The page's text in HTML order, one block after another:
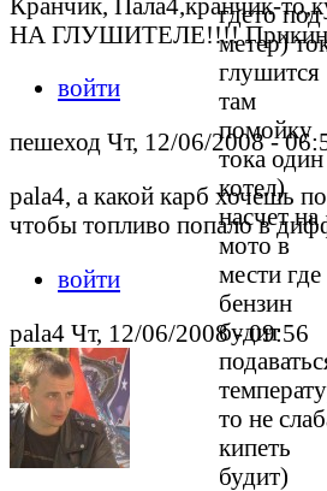
НА ГЛУШИТЕЛЕ!!!! Прикинь,
войти
пешеход Чт, 12/06/2008 -
pala4, а какой карб хочешь
чтобы топливо попало в
войти
pala4 Чт, 12/06/2008 - 09:56
гдето под
метер)
глушится
там
помойку
тока один
котел)
насчет на
мото в
мести где
бензин
будит
то не
кипеть
будит)